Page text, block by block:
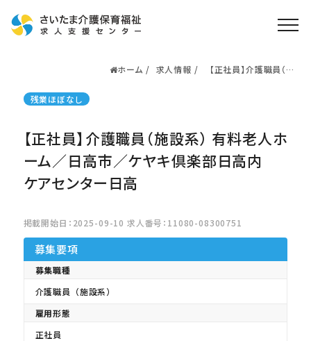
求人検索
資格取得なら
さいたま介護アカデミー
ご利用の流れ
よくある質問
プライバシーポリシー
ホーム 求人情報
【正社員】介護職員（施
残業ほぼなし
【正社員】介護職員（施設系） 有料老人ホ
ーム／日高市／ケヤキ倶楽部日高内
ケアセンター日高
掲載開始日：2025-09-10 求人番号：11080-08300751
募集要項
募集職種
介護職員（施設系）
雇用形態
正社員